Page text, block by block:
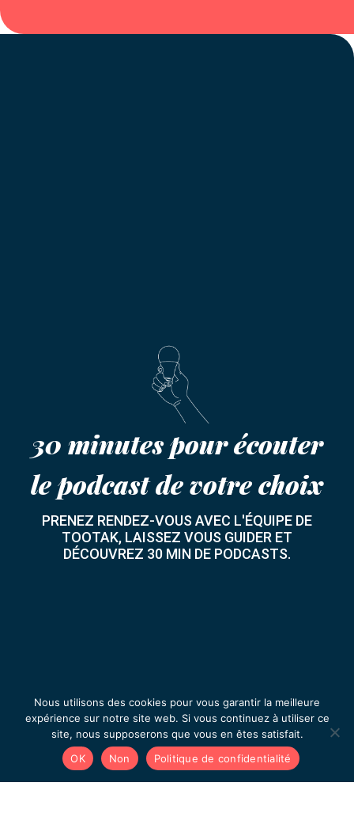
30 minutes pour écouter
le podcast de votre choix
PRENEZ RENDEZ-VOUS AVEC L'ÉQUIPE DE
TOOTAK, LAISSEZ VOUS GUIDER ET
DÉCOUVREZ 30 MIN DE PODCASTS.
Nous utilisons des cookies pour vous garantir la meilleure
expérience sur notre site web. Si vous continuez à utiliser ce
site, nous supposerons que vous en êtes satisfait.
OK
Non Politique de confidentialité